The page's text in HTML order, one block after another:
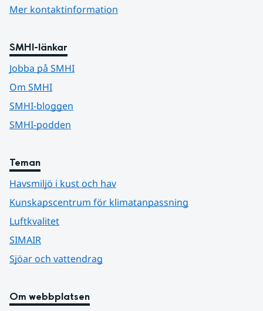
Mer kontaktinformation
SMHI-länkar
Jobba på SMHI
Om SMHI
SMHI-bloggen
SMHI-podden
Teman
Havsmiljö i kust och hav
Kunskapscentrum för klimatanpassning
Luftkvalitet
SIMAIR
Sjöar och vattendrag
Om webbplatsen